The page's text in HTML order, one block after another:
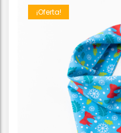
¡Oferta!